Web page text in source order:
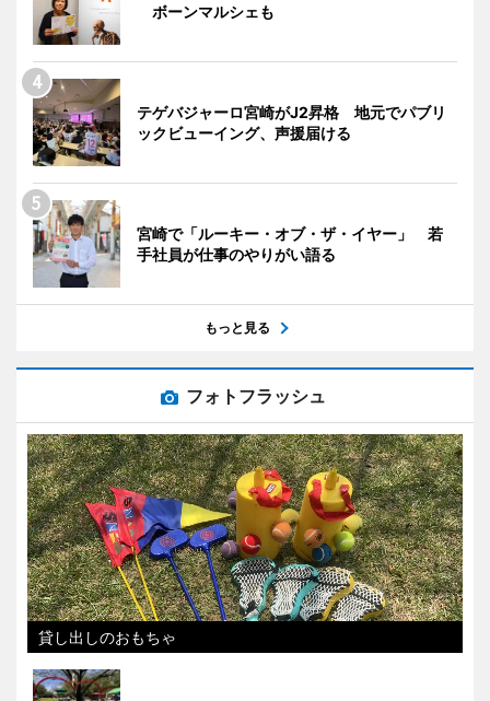
ボーンマルシェも
テゲバジャーロ宮崎がJ2昇格 地元でパブリ
ックビューイング、声援届ける
宮崎で「ルーキー・オブ・ザ・イヤー」 若
手社員が仕事のやりがい語る
もっと見る
フォトフラッシュ
貸し出しのおもちゃ